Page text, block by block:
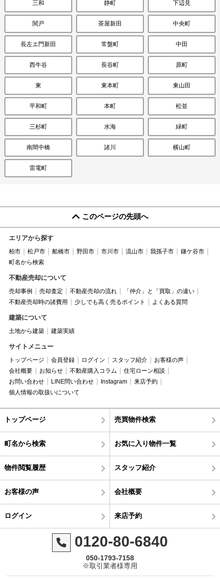
三和 静町 下辺見
関戸 茶屋新田 中央町
長左エ門新田 常盤町 中田
西牛谷 長谷町 原町
東 東本町 東山田
平和町 本町 松並
三杉町 水海 緑町
南間中橋 諸川 横山町
雷電町
このページの先頭へ
エリアから探す
柏市 松戸市 船橋市 野田市 市川市 流山市 我孫子市
鎌ケ谷市
町名から検索
不動産売却について
売却事例 売却査定 不動産売却の流れ
「仲介」と「買取」の違い
不動産売却時の諸費用
少しでも高く売るポイント よくある質問
建築について
土地から建築 建築実績
サイトメニュー
トップページ 会員登録 ログイン スタッフ紹介
お客様の声
会社概要
お知らせ 不動産購入コラム
住宅ローン相談
お問い合わせ
LINE問い合わせ Instagram
来店予約
個人情報の取扱いについて
トップページ 売買物件検索
町名から検索 お気に入り物件一覧
物件閲覧履歴 スタッフ紹介
お客様の声 会社概要
ログイン 来店予約
0120-80-6840
050-1793-7158
※取引業者様専用